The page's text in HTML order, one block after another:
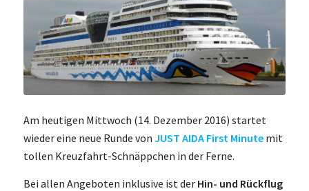
Am heutigen Mittwoch (14. Dezember 2016) startet
wieder eine neue Runde von JUST AIDA First Minutemit
tollen Kreuzfahrt-Schnäppchen in der Ferne.
Bei allen Angeboten inklusive ist der Hin- und Rückflug